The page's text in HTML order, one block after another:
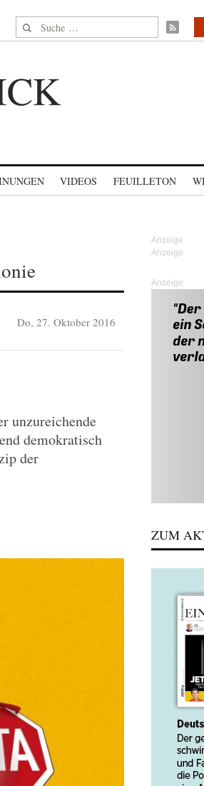
Suche nach:
VIDEOS FEUILLETON
Do, 27. Oktober 2016
unzureichende
demokratisch
der
Anzeige
ZUM